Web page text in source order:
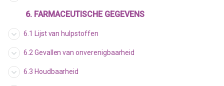
6. FARMACEUTISCHE GEGEVENS
6.1 Lijst van hulpstoffen
6.2 Gevallen van onverenigbaarheid
6.3 Houdbaarheid